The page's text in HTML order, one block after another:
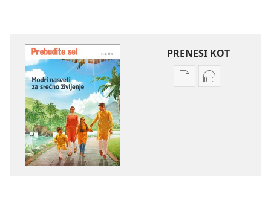
PRENESI KOT
MožnostiMožnosti